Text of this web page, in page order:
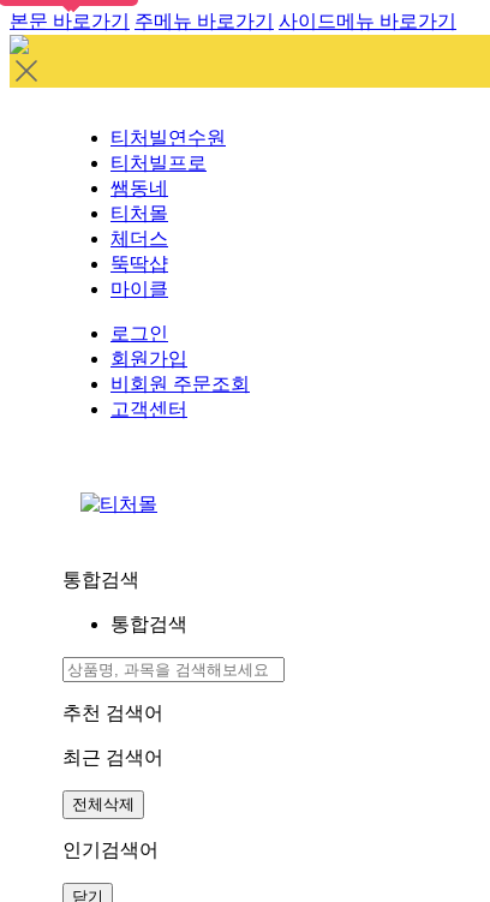
본문 바로가기 주메뉴 바로가기 사이드메뉴 바로가기
티처빌연수원
티처빌프로
쌤동네
티처몰
체더스
뚝딱샵
마이클
로그인
회원가입
비회원 주문조회
고객센터
통합검색
통합검색
추천 검색어
최근 검색어
전체삭제
인기검색어
닫기